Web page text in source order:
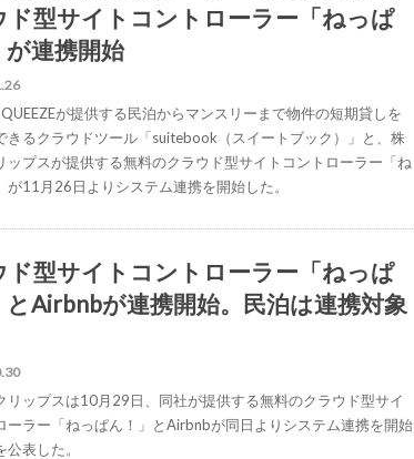
ド型サイトコントローラー「ねっぱ
が連携開始
が提供する民泊からマンスリーまで物件の短期貸しを
きるクラウドツール「suitebook（スイートブック）」と、株
ップスが提供する無料のクラウド型サイトコントローラー「ね
が11月26日よりシステム連携を開始した。
ド型サイトコントローラー「ねっぱ
とAirbnbが連携開始。民泊は連携対象
リップスは10月29日、同社が提供する無料のクラウド型サイ
ーラー「ねっぱん！」とAirbnbが同日よりシステム連携を開始
公表した。